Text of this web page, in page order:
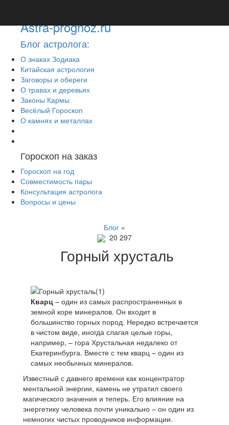
Astra-prognoz.ru
Блог астролога:
О знаках Зодиака
Китайская астрология
Заговоры и обереги
О травах и деревьях
Законы Кармы
Весёлый Гороскоп
О камнях и металлах
Гороскоп на заказ
Гороскоп на год
Совместимость пары
Консультация астролога
Вопросы и цены
Блог »
20 297
Горный хрусталь
Кварц – один из самых распространенных в
земной коре минералов. Он входит в
большинство горных пород. Нередко встречается
в чистом виде, иногда слагая целые горы,
например, – гора Хрустальная недалеко от
Екатеринбурга. Вместе с тем кварц – один из
самых необычных минералов.
Известный с давнего времени как концентратор
ментальной энергии, камень не утратил своего
магического значения и теперь. Его влияние на
энергетику человека почти уникально – он один из
немногих чистых проводников информации.